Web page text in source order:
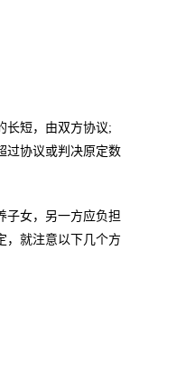
长短，由双方协议;
过协议或判决原定数
子女，另一方应负担
，就注意以下几个方